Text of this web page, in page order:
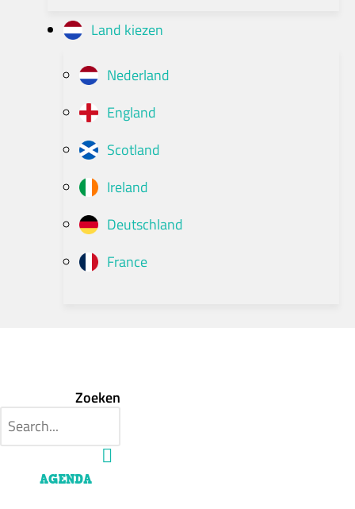
Land kiezen
Nederland
England
Scotland
Ireland
Deutschland
France
Zoeken
AGENDA